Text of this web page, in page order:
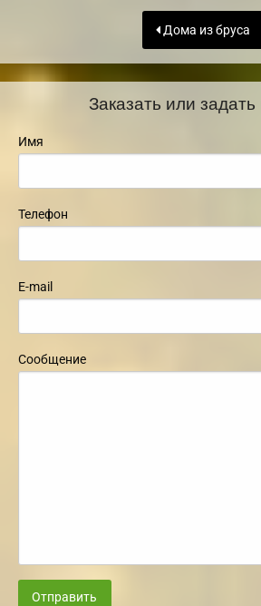
Дома из бруса
Заказать или
Имя
Телефон
E-mail
Сообщение
Отправить